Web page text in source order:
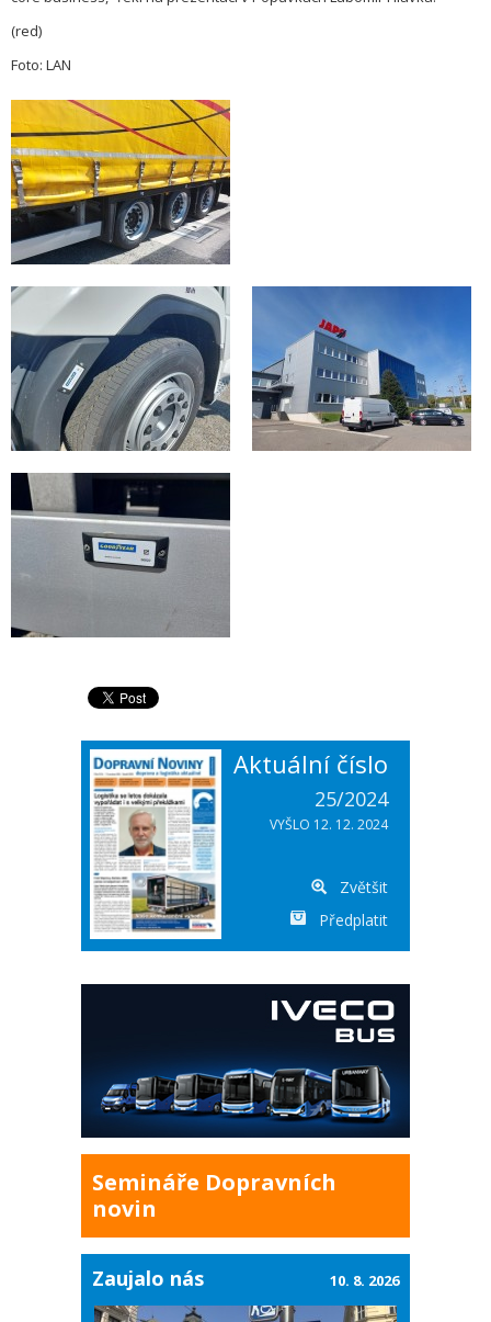
(red)
Foto: LAN
Aktuální číslo
25/2024
VYŠLO 12. 12. 2024
Zvětšit
Předplatit
Semináře Dopravních
novin
Zaujalo nás 10. 8. 2026